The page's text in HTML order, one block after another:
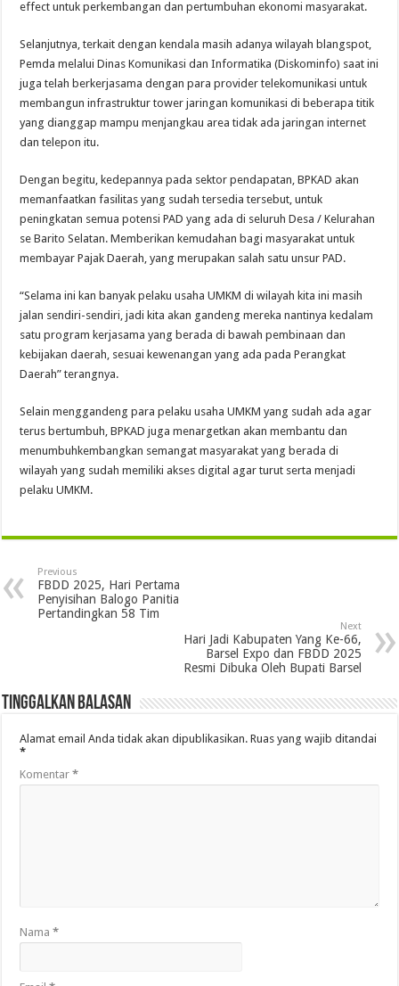
effect untuk perkembangan dan pertumbuhan ekonomi masyarakat.
Selanjutnya, terkait dengan kendala masih adanya wilayah blangspot,
Pemda melalui Dinas Komunikasi dan Informatika (Diskominfo) saat ini
juga telah berkerjasama dengan para provider telekomunikasi untuk
membangun infrastruktur tower jaringan komunikasi di beberapa titik
yang dianggap mampu menjangkau area tidak ada jaringan internet
dan telepon itu.
Dengan begitu, kedepannya pada sektor pendapatan, BPKAD akan
memanfaatkan fasilitas yang sudah tersedia tersebut, untuk
peningkatan semua potensi PAD yang ada di seluruh Desa / Kelurahan
se Barito Selatan. Memberikan kemudahan bagi masyarakat untuk
membayar Pajak Daerah, yang merupakan salah satu unsur PAD.
“Selama ini kan banyak pelaku usaha UMKM di wilayah kita ini masih
jalan sendiri-sendiri, jadi kita akan gandeng mereka nantinya kedalam
satu program kerjasama yang berada di bawah pembinaan dan
kebijakan daerah, sesuai kewenangan yang ada pada Perangkat
Daerah” terangnya.
Selain menggandeng para pelaku usaha UMKM yang sudah ada agar
terus bertumbuh, BPKAD juga menargetkan akan membantu dan
menumbuhkembangkan semangat masyarakat yang berada di
wilayah yang sudah memiliki akses digital agar turut serta menjadi
pelaku UMKM.
Previous
FBDD 2025, Hari Pertama
Penyisihan Balogo Panitia
Pertandingkan 58 Tim
Next
Hari Jadi Kabupaten Yang Ke-66,
Barsel Expo dan FBDD 2025
Resmi Dibuka Oleh Bupati Barsel
Tinggalkan Balasan
Alamat email Anda tidak akan dipublikasikan. Ruas yang wajib ditandai
*
Komentar*
Nama*